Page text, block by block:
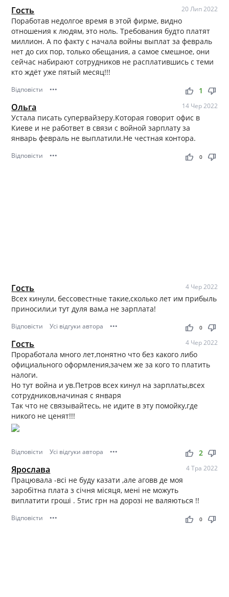
Гость 20 Лип 2022
Поработав недолгое время в этой фирме, видно
отношения к людям, это ноль. Требования будто платят
миллион. А по факту с начала войны выплат за февраль
нет до сих пор, только обещания, а самое смешное, они
сейчас набирают сотрудников не расплатившись с теми
кто ждёт уже пятый месяц!!!
Відповісти ••• thumb_up thumb_down
1
Ольга 14 Чер 2022
Устала писать супервайзеру.Которая говорит офис в
Киеве и не работвет в связи с войной зарплату за
январь февраль не выплатили.Не честная контора.
Відповісти ••• thumb_up thumb_down
0
Гость 4 Чер 2022
Всех кинули, бессовестные такие,сколько лет им прибыль
приносили,и тут дуля вам,а не зарплата!
Відповісти Усі відгуки автора ••• thumb_up thumb_down
0
Гость 4 Чер 2022
Проработала много лет,понятно что без какого либо
официального оформления,зачем же за кого то платить
налоги.
Но тут война и ув.Петров всех кинул на зарплаты,всех
сотрудников,начиная с января
Так что не связывайтесь, не идите в эту помойку,где
никого не ценят!!!
Відповісти Усі відгуки автора ••• thumb_up thumb_down
2
Ярослава 4 Тра 2022
Працювала -всі не буду казати ,але аговв де моя
заробітна плата з січня місяця, мені не можуть
виплатити гроші . 5тис грн на дорозі не валяються !!
Відповісти ••• thumb_up thumb_down
0